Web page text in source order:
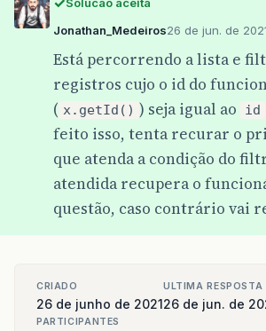
Jonathan_Medeiros26 de jun. de
Está percorrendo a lista e
registros cujo o id do
( x.getId() ) seja igual ao id
feito isso, tenta recurar o
que atenda a condição do
atendida recupera o
questão, caso contrário vai
CRIADO
26 de junho de 2021
ULTIMA RESPOSTA
26 de jun. de
PARTICIPANTES